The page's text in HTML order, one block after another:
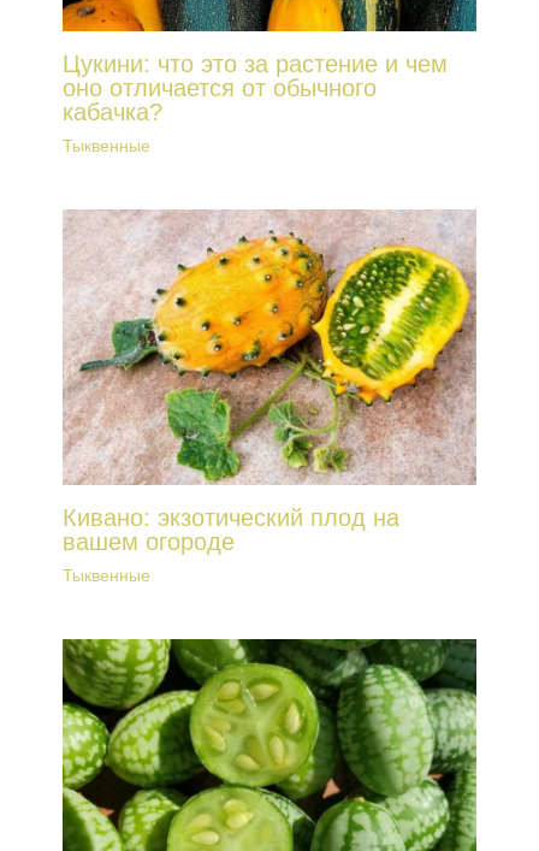
Цукини: что это за растение и чем
оно отличается от обычного
кабачка?
Тыквенные
Кивано: экзотический плод на
вашем огороде
Тыквенные